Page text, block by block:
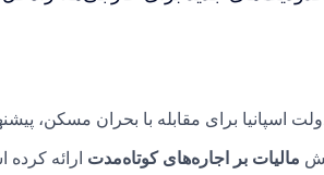
اسپانیا برای مقابله با بحران مسکن،
مالیات بر اجاره‌های کوتاه‌مدت ارائه